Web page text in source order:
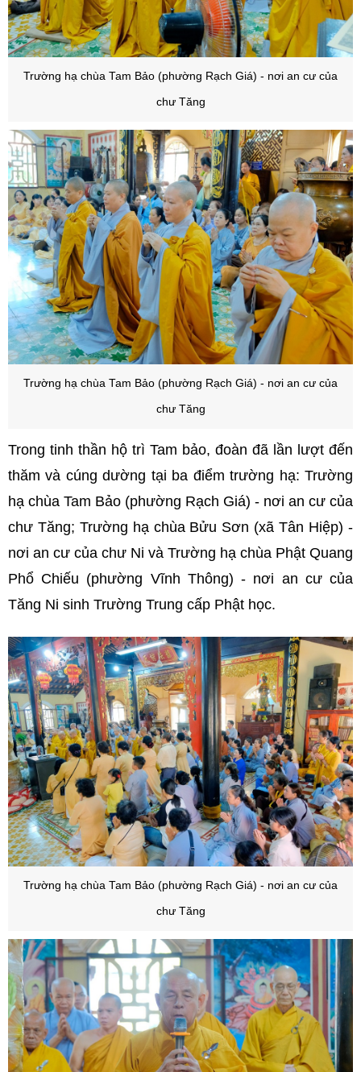
Trường hạ chùa Tam Bảo (phường Rạch Giá) - nơi an cư của
chư Tăng
Trường hạ chùa Tam Bảo (phường Rạch Giá) - nơi an cư của
chư Tăng
Trong tinh thần hộ trì Tam bảo, đoàn đã lần lượt đến
thăm và cúng dường tại ba điểm trường hạ: Trường
hạ chùa Tam Bảo (phường Rạch Giá) - nơi an cư của
chư Tăng; Trường hạ chùa Bửu Sơn (xã Tân Hiệp) -
nơi an cư của chư Ni và Trường hạ chùa Phật Quang
Phổ Chiếu (phường Vĩnh Thông) - nơi an cư của
Tăng Ni sinh Trường Trung cấp Phật học.
Trường hạ chùa Tam Bảo (phường Rạch Giá) - nơi an cư của
chư Tăng